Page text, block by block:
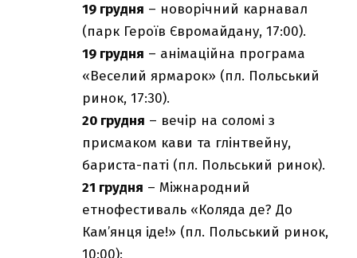
19 грудня – новорічний карнавал
(парк Героїв Євромайдану, 17:00).
19 грудня – анімаційна програма
«Веселий ярмарок» (пл. Польський
ринок, 17:30).
20 грудня – вечір на соломі з
присмаком кави та глінтвейну,
бариста-паті (пл. Польський ринок).
21 грудня – Міжнародний
етнофестиваль «Коляда де? До
Кам’янця іде!» (пл. Польський ринок,
10:00):